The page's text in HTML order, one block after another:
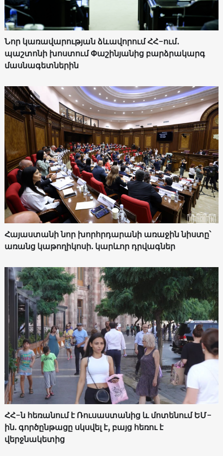
Նոր կառավարության ձևավորում ՀՀ-ում․
պաշտոնի խոստում Փաշինյանից բարձրակարգ
մասնագետներին
Հայաստանի նոր խորհրդարանի առաջին նիստը՝
առանց կաթողիկոսի. կարևոր դրվագներ
ՀՀ-ն հեռանում է Ռուսաստանից և մոտենում ԵՄ-
ին. գործընթացը սկսվել է, բայց հեռու է
վերջնակետից